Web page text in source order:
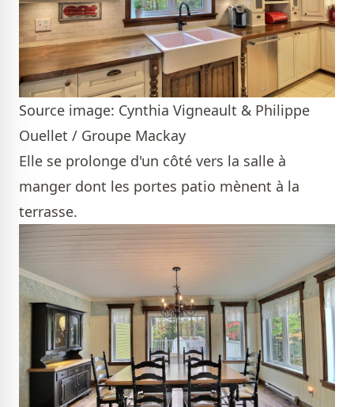
Source image: Cynthia Vigneault & Philippe
Ouellet / Groupe Mackay
Elle se prolonge d'un côté vers la salle à
manger dont les portes patio mènent à la
terrasse.